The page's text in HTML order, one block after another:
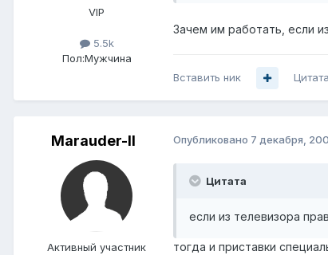
VIP
5.5k
Пол:Мужчина
Зачем им работать, если
Вставить ник Цитата
Marauder-II
Активный участник
Опубликовано 7 декабря,
Цитата
если из телевизора
тогда и приставки